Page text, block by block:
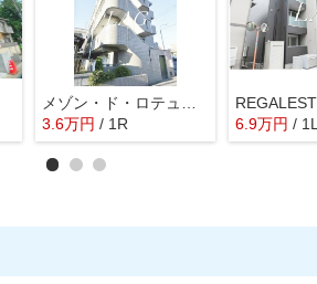
3.6万円 / 1R
6.9万円 /